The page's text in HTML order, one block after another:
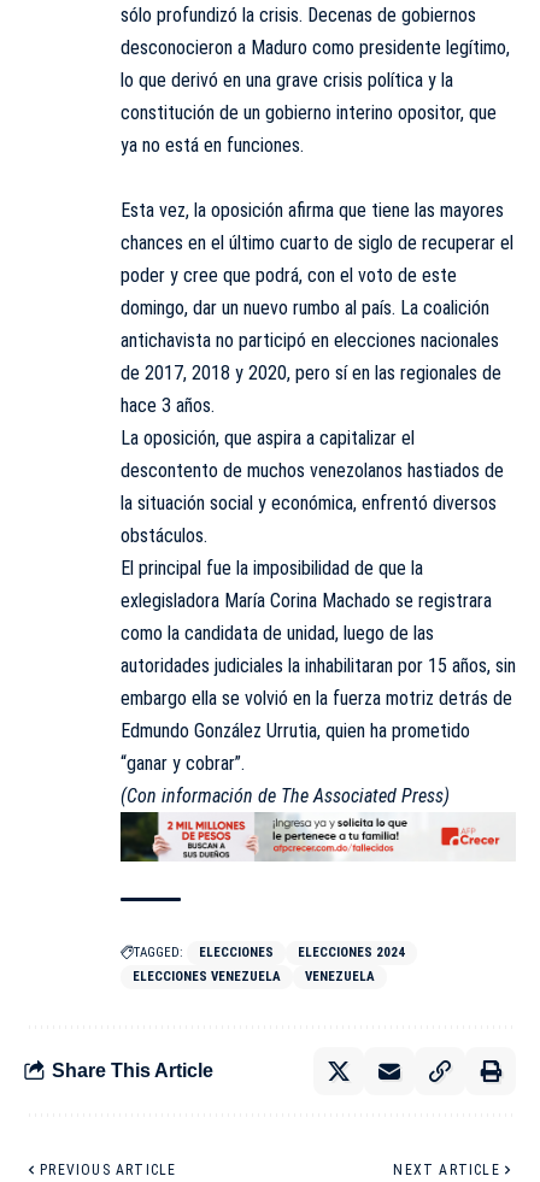
sólo profundizó la crisis. Decenas de gobiernos
desconocieron a Maduro como presidente legítimo,
lo que derivó en una grave crisis política y la
constitución de un gobierno interino opositor, que
ya no está en funciones.
Esta vez, la oposición afirma que tiene las mayores
chances en el último cuarto de siglo de recuperar el
poder y cree que podrá, con el voto de este
domingo, dar un nuevo rumbo al país. La coalición
antichavista no participó en elecciones nacionales
de 2017, 2018 y 2020, pero sí en las regionales de
hace 3 años.
La oposición, que aspira a capitalizar el
descontento de muchos venezolanos hastiados de
la situación social y económica, enfrentó diversos
obstáculos.
El principal fue la imposibilidad de que la
exlegisladora María Corina Machado se registrara
como la candidata de unidad, luego de las
autoridades judiciales la inhabilitaran por 15 años, sin
embargo ella se volvió en la fuerza motriz detrás de
Edmundo González Urrutia, quien ha prometido
“ganar y cobrar”.
(Con información de The Associated Press)
TAGGED: ELECCIONES
ELECCIONES 2024
ELECCIONES VENEZUELA
VENEZUELA
Share This Article
PREVIOUS ARTICLE NEXT ARTICLE